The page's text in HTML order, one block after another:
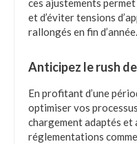
ces ajustements
et d’éviter tensions
rallongés en fin d’année.
Anticipez le rush
En profitant d’une
optimiser vos
chargement adaptés
réglementations